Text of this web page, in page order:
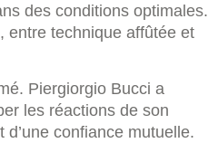
des conditions optimales.
entre technique affûtée et
Piergiorgio Bucci a
les réactions de son
confiance mutuelle.